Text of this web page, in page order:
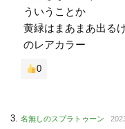
ういうことか
黄緑はまあまあ出る
のレアカラー
0
名無しのスプラトゥーン